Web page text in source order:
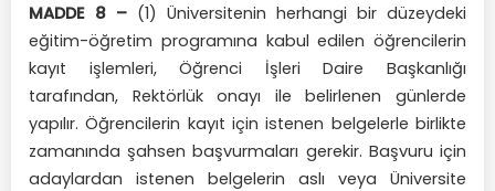
MADDE 8 – (1) Üniversitenin herhangi bir düzeydeki
eğitim-öğretim programına kabul edilen öğrencilerin
kayıt işlemleri, Öğrenci İşleri Daire Başkanlığı
tarafından, Rektörlük onayı ile belirlenen günlerde
yapılır. Öğrencilerin kayıt için istenen belgelerle birlikte
zamanında şahsen başvurmaları gerekir. Başvuru için
adaylardan istenen belgelerin aslı veya Üniversite